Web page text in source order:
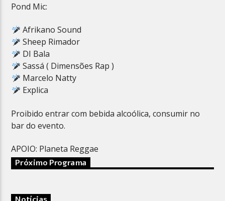
Pond Mic:
Afrikano Sound
Sheep Rimador
DI Bala
Sassá ( Dimensões Rap )
Marcelo Natty
Explica
Proibido entrar com bebida alcoólica, consumir no
bar do evento.
APOIO: Planeta Reggae
Próximo Programa